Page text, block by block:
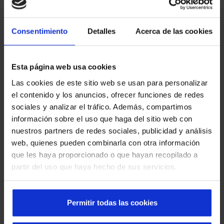
Consentimiento Detalles Acerca de las cookies
Esta página web usa cookies
Las cookies de este sitio web se usan para personalizar
el contenido y los anuncios, ofrecer funciones de redes
sociales y analizar el tráfico. Además, compartimos
información sobre el uso que haga del sitio web con
nuestros partners de redes sociales, publicidad y análisis
web, quienes pueden combinarla con otra información
que les haya proporcionado o que hayan recopilado a
partir del uso que haya hecho de sus servicios.
Permitir todas las cookies
para centros de negocios
Puertas correderas herméticas para un